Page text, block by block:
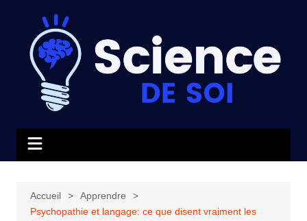
contenu
Accueil
Apprendre
Psychopathie et langage: ce que disent vraiment les